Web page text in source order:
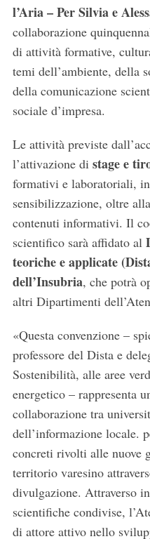
l’Aria – Per Silvia e
collaborazione
di attività formative,
temi dell’ambiente, della
della comunicazione
sociale d’impresa.
Le attività previste
l’attivazione di stage e
formativi e laboratoriali,
sensibilizzazione, oltre
contenuti informativi. Il
scientifico sarà affidato al
teoriche e applicate
dell’Insubria, che potrà
altri Dipartimenti
«Questa convenzione –
professore del Dista e
Sostenibilità, alle aree
energetico – rappresenta
collaborazione tra
dell’informazione locale.
concreti rivolti alle nuove
territorio varesino
divulgazione. Attraverso
scientifiche condivise,
di attore attivo nello